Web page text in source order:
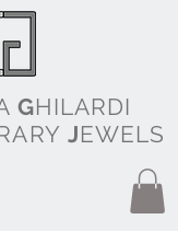
GHILARDI
JEWELS